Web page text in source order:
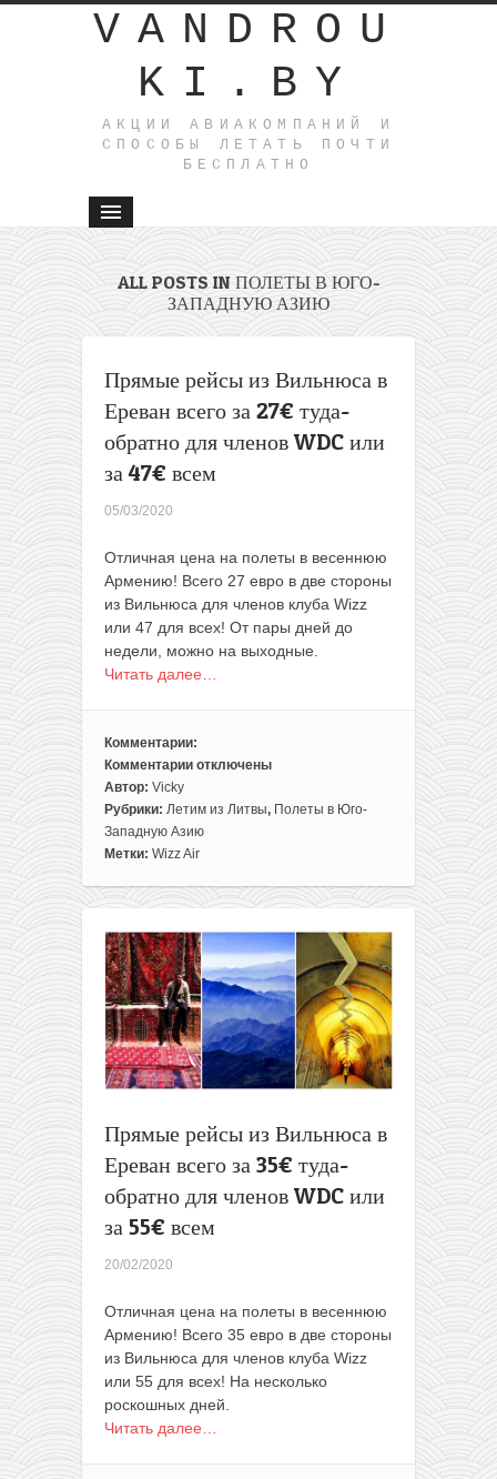
VANDROU
KI.BY
АКЦИИ АВИАКОМПАНИЙ И
СПОСОБЫ ЛЕТАТЬ ПОЧТИ
БЕСПЛАТНО
ALL POSTS IN ПОЛЕТЫ В ЮГО-
ЗАПАДНУЮ АЗИЮ
Прямые рейсы из Вильнюса в
Ереван всего за 27€ туда-
обратно для членов WDC или
за 47€ всем
05/03/2020
Отличная цена на полеты в весеннюю
Армению! Всего 27 евро в две стороны
из Вильнюса для членов клуба Wizz
или 47 для всех! От пары дней до
недели, можно на выходные.
Читать далее…
Комментарии:
Комментарии
к
записи
Прямые
рейсы
Вильнюса
Ереван
всего
за
27€
туда-
обратно
для
или
за
47€
всем
отключены
Автор: Vicky
Рубрики: Летим из Литвы, Полеты в Юго-
Западную Азию
Метки: Wizz Air
Прямые рейсы из Вильнюса в
Ереван всего за 35€ туда-
обратно для членов WDC или
за 55€ всем
20/02/2020
Отличная цена на полеты в весеннюю
Армению! Всего 35 евро в две стороны
из Вильнюса для членов клуба Wizz
или 55 для всех! На несколько
роскошных дней.
Читать далее…